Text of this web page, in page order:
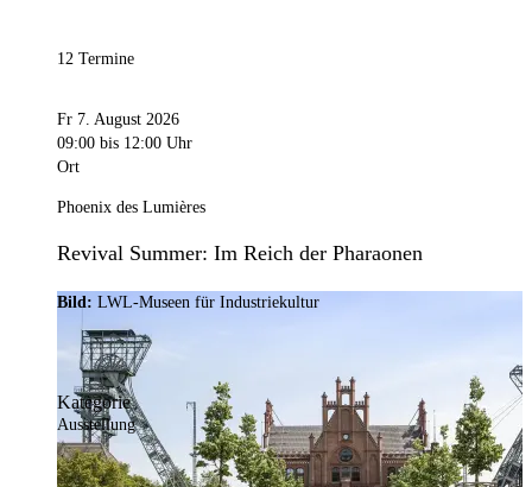
12 Termine
Fr 7. August 2026
09:00 bis 12:00 Uhr
Ort
Phoenix des Lumières
Revival Summer: Im Reich der Pharaonen
Bild: LWL-Museen für Industriekultur
Kategorie
Ausstellung